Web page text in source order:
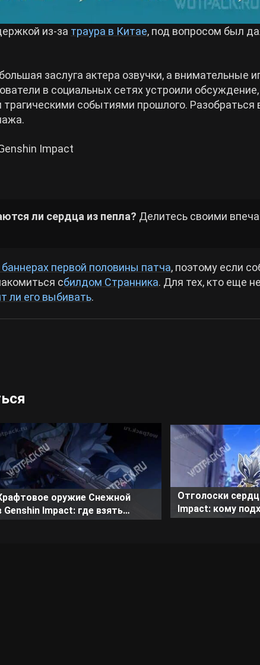
из-за траура в Китае, под вопросом был
заслуга актера озвучки, а внимательные
в социальных сетях устроили
событиями прошлого.
Impact
ли сердца из пепла? Делитесь своими
первой половины патча, поэтому если
сбилдом Странника. Для тех, кто еще
ли его выбивать.
оружие Снежной
Genshin Impact: где взять
Отголоски
Impact: кому